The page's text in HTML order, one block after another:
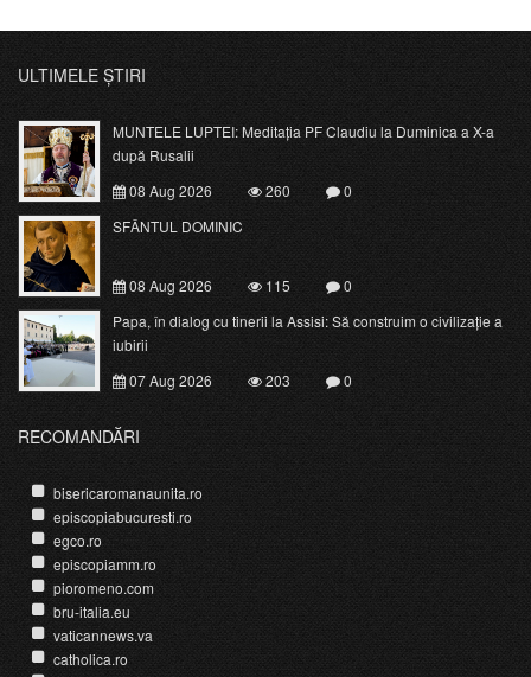
ULTIMELE ȘTIRI
MUNTELE LUPTEI: Meditația PF Claudiu la Duminica a X-a
după Rusalii
08 Aug 2026
260
0
SFÂNTUL DOMINIC
08 Aug 2026 115
0
Papa, în dialog cu tinerii la Assisi: Să construim o civilizație a
iubirii
07 Aug 2026
203 0
RECOMANDĂRI
bisericaromanaunita.ro
episcopiabucuresti.ro
egco.ro
episcopiamm.ro
pioromeno.com
bru-italia.eu
vaticannews.va
catholica.ro